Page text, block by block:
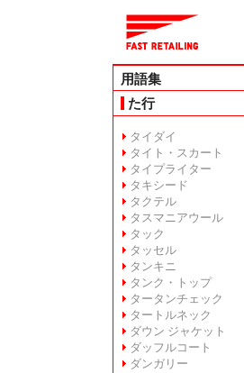
用語集
た行
タイダイ
タイト・スカート
タイプライター
タキシード
タクテル
タスマニアウール
タック
タッセル
タンキニ
タンク・トップ
タータンチェック
タートルネック
ダウン ジャケット
ダッフルコート
ダンガリー